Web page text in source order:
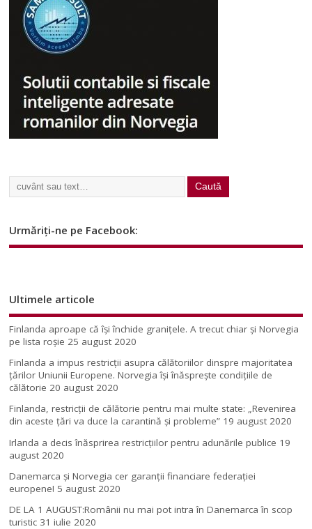
Urmăriți-ne pe Facebook:
Ultimele articole
Finlanda aproape că își închide granițele. A trecut chiar și Norvegia
pe lista roșie 25 august 2020
Finlanda a impus restricţii asupra călătoriilor dinspre majoritatea
ţărilor Uniunii Europene. Norvegia își înăsprește condițiile de
călătorie 20 august 2020
Finlanda, restricţii de călătorie pentru mai multe state: „Revenirea
din aceste ţări va duce la carantină şi probleme” 19 august 2020
Irlanda a decis înăsprirea restricțiilor pentru adunările publice 19
august 2020
Danemarca și Norvegia cer garanții financiare federației
europene! 5 august 2020
DE LA 1 AUGUST:Românii nu mai pot intra în Danemarca în scop
turistic 31 iulie 2020